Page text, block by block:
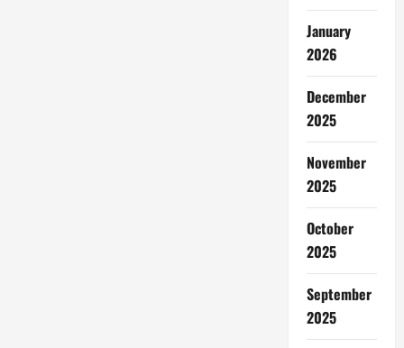
January
2026
December
2025
November
2025
October
2025
September
2025